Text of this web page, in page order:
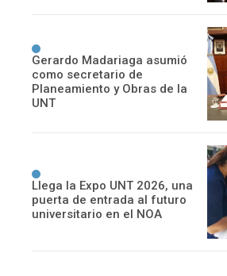
Gerardo Madariaga asumió
como secretario de
Planeamiento y Obras de la
UNT
Llega la Expo UNT 2026, una
puerta de entrada al futuro
universitario en el NOA